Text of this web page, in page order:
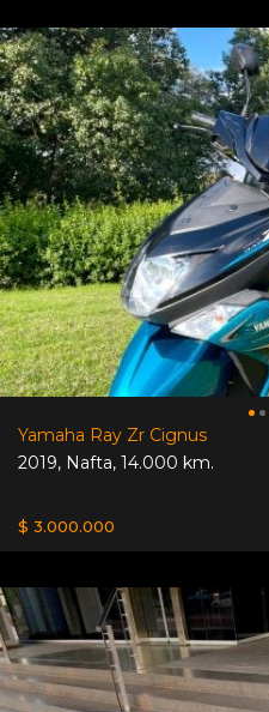
Yamaha Ray Zr Cignus
2019, Nafta, 14.000 km.
$ 3.000.000